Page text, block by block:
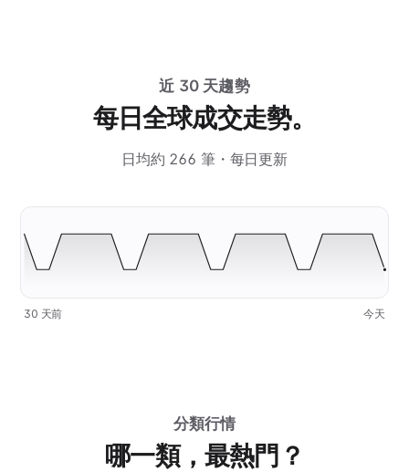
近 30 天趨勢
每日全球成交走勢。
日均約 266 筆・每日更新
30 天前 今天
分類行情
哪一類，最熱門？